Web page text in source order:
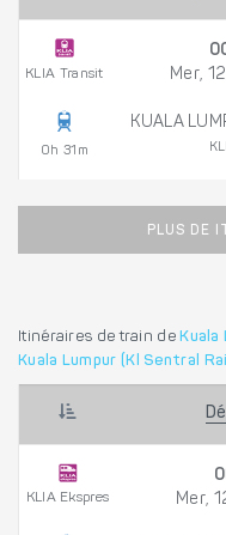
KLIA Transit
0h 31m
Mer,
KUALA
PLUS DE
Itinéraires de train de Kuala
Kuala Lumpur (Kl Sentral
KLIA Ekspres
Mer,